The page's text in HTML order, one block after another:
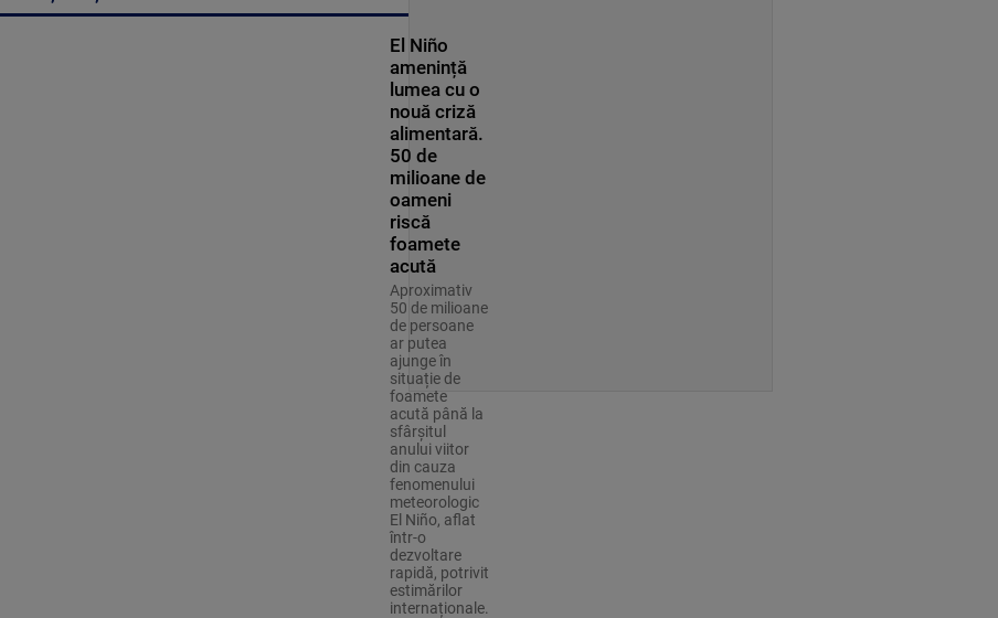
El Niño
amenință
lumea cu o
nouă criză
alimentară.
50 de
milioane de
oameni
riscă
foamete
acută
Aproximativ
50 de milioane
de persoane
ar putea
ajunge în
situație de
foamete
acută până la
sfârșitul
anului viitor
din cauza
fenomenului
meteorologic
El Niño, aflat
într-o
dezvoltare
rapidă, potrivit
estimărilor
internaționale.